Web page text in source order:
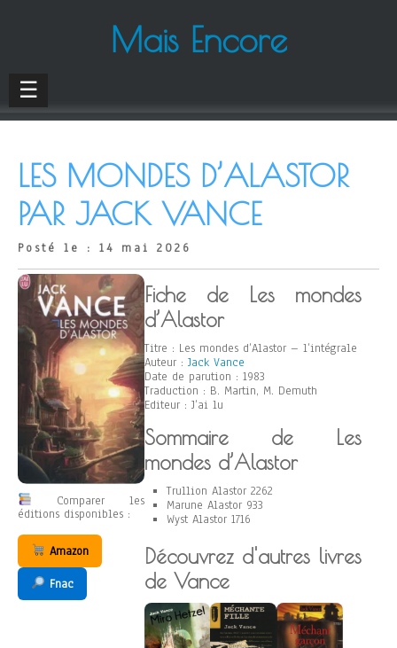
Mais Encore
☰
LES MONDES D’ALASTOR
PAR JACK VANCE
Posté le : 14 mai 2026
Comparer les
éditions disponibles :
Amazon
Fnac
Fiche de Les mondes
d’Alastor
Titre : Les mondes d’Alastor – l’intégrale
Auteur : Jack Vance
Date de parution : 1983
Traduction : B. Martin, M. Demuth
Editeur : J’ai lu
Sommaire de Les
mondes d’Alastor
Trullion Alastor 2262
Marune Alastor 933
Wyst Alastor 1716
Découvrez d'autres livres
de Vance